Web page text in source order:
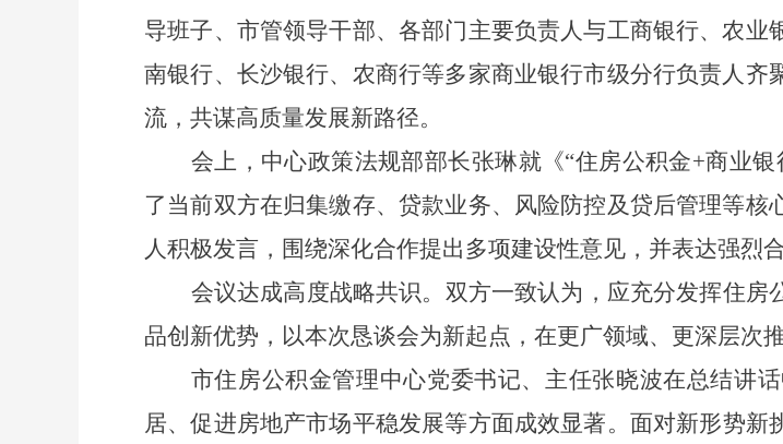
导班子、市管领导干部、各部门主要负责人与工商银行、农
南银行、长沙银行、农商行等多家商业银行市级分行负责人
流，共谋高质量发展新路径。
会上 ，中心政策法规部部长张琳就《“住房公积金+商业银
了当前双方在归集缴存、贷款业务、风险防控及贷后管理等核
人积极发言，围绕深化合作提出多项建设性意见，并表达强烈
会议达成高度战略共识。双方一致认为，应充分发挥住
品创新优势，以本次恳谈会为新起点，在更广领域、更深层次
市住房公积金管理中心党委书记、主任张晓波在总结讲
居、促进房地产市场平稳发展等方面成效显著。 面对新形势新